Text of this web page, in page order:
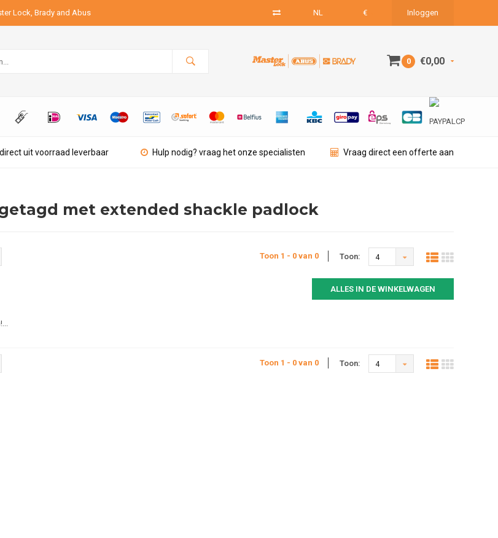
Lock, Brady and Abus NL € Inloggen
0 €0,00
uit voorraad leverbaar Hulp nodig? vraag het onze specialisten Vraag direct een offerte aan
met extended shackle padlock
Toon 1 - 0 van 0 Toon: 4
ALLES IN DE WINKELWAGEN
Toon 1 - 0 van 0 Toon: 4